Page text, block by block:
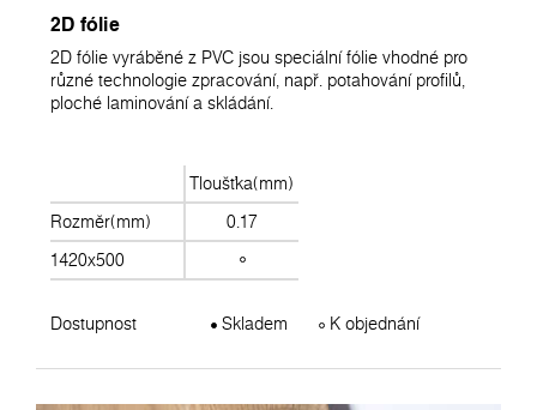
2D fólie
2D fólie vyráběné z PVC jsou speciální fólie vhodné pro
různé technologie zpracování, např. potahování profilů,
ploché laminování a skládání.
Tloušťka(mm)
Rozměr(mm)
0.17
1420x500
Dostupnost Skladem K objednání